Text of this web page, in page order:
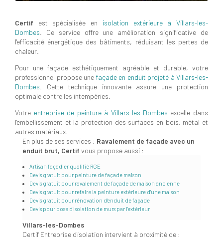
Certif est spécialisée en isolation extérieure à Villars-les-
Dombes . Ce service offre une amélioration significative de
l'efficacité énergétique des bâtiments, réduisant les pertes de
chaleur.
Pour une façade esthétiquement agréable et durable, votre
professionnel propose une façade en enduit projeté à Villars-les-
Dombes . Cette technique innovante assure une protection
optimale contre les intempéries.
Votre entreprise de peinture à Villars-les-Dombes excelle dans
l'embellissement et la protection des surfaces en bois, métal et
autres matériaux.
En plus de ses services : Ravalement de façade avec un
enduit brut, Certif vous propose aussi :
Artisan façadier qualifié RGE
Devis gratuit pour peinture de façade maison
Devis gratuit pour ravalement de façade de maison ancienne
Devis gratuit pour refaire la peinture extérieure d'une maison
Devis gratuit pour rénovation d'enduit de façade
Devis pour pose d'isolation de murs par l'extérieur
Villars-les-Dombes
Certif Entreprise d'isolation intervient à proximité de :